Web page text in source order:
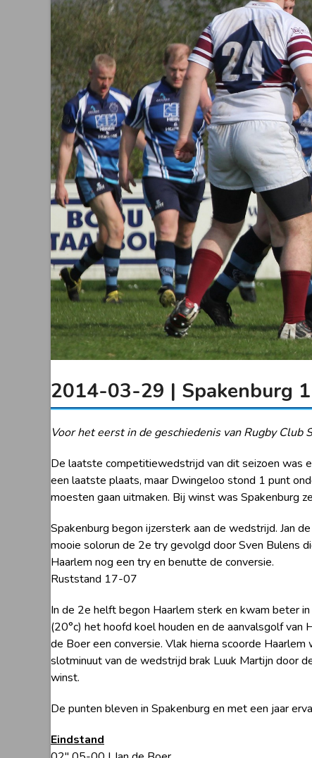
2014-03-29 | Spakenburg
Voor het eerst in de geschiedenis van Rugby Club
De laatste competitiewedstrijd van dit seizoen was
een laatste plaats, maar Dwingeloo stond 1 punt
moesten gaan uitmaken. Bij winst was Spakenburg
Spakenburg begon ijzersterk aan de wedstrijd. Jan
mooie solorun de 2e try gevolgd door Sven Bulens
Haarlem nog een try en benutte de conversie.
Ruststand 17-07
In de 2e helft begon Haarlem sterk en kwam beter
(20°c) het hoofd koel houden en de aanvalsgolf
de Boer een conversie. Vlak hierna scoorde
slotminuut van de wedstrijd brak Luuk Martijn door
winst.
De punten bleven in Spakenburg en met een jaar
Eindstand